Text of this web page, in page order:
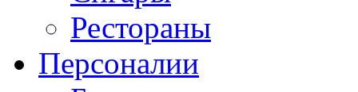
Рестораны
Персоналии